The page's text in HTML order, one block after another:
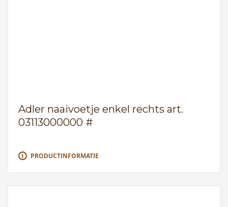
Adler naaivoetje enkel rechts art.
03113000000 #
PRODUCTINFORMATIE